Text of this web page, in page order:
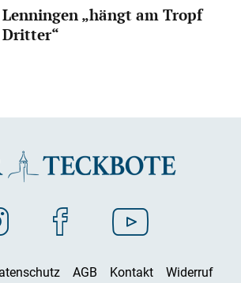
Lenningen „hängt am Tropf
Dritter“
AGB Kontakt Widerruf